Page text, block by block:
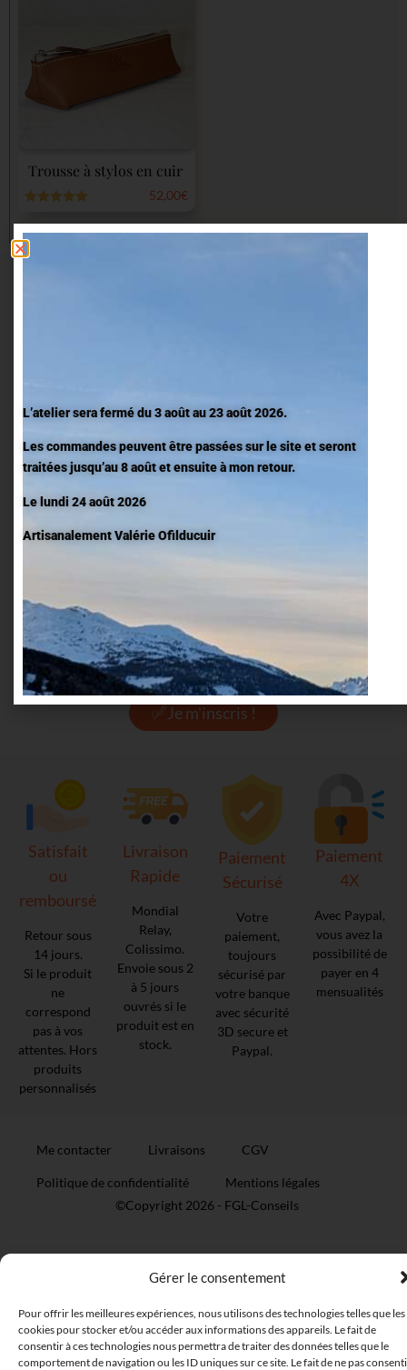
Gérer le consentement
Pour offrir les meilleures expériences, nous utilisons des technologies telles que les
cookies pour stocker et/ou accéder aux informations des appareils. Le fait de
consentir à ces technologies nous permettra de traiter des données telles que le
comportement de navigation ou les ID uniques sur ce site. Le fait de ne pas
Trousse à stylos en cuir
52,00€
sur 5
En cliquant sur "envoyer" vous acceptez que vos informations
soient traitées pour l'envoi de newsletters par Ofilducuir ainsi que
politiques de confidentialité du site.
Je m'inscris !
Satisfait
ou
remboursé
Retour sous
14 jours.
Si le produit
ne
correspond
pas à vos
attentes. Hors
produits
personnalisés
Livraison
Rapide
Mondial
Relay,
Colissimo.
Envoie sous 2
à 5 jours
ouvrés si le
produit est en
stock.
Paiement
Sécurisé
Votre
paiement,
toujours
sécurisé par
votre banque
avec sécurité
3D secure et
Paypal.
Paiement
4X
Avec Paypal,
vous avez la
possibilité de
payer en 4
mensualités
Me contacter Livraisons CGV
Politique de confidentialité
Mentions légales
©Copyright 2026 - FGL-Conseils
L’atelier sera fermé du 3 août au 23 août 2026.
Les commandes peuvent être passées sur le site et seront
traitées jusqu’au 8 août et ensuite à mon retour.
Le lundi 24 août 2026
Artisanalement Valérie Ofilducuir